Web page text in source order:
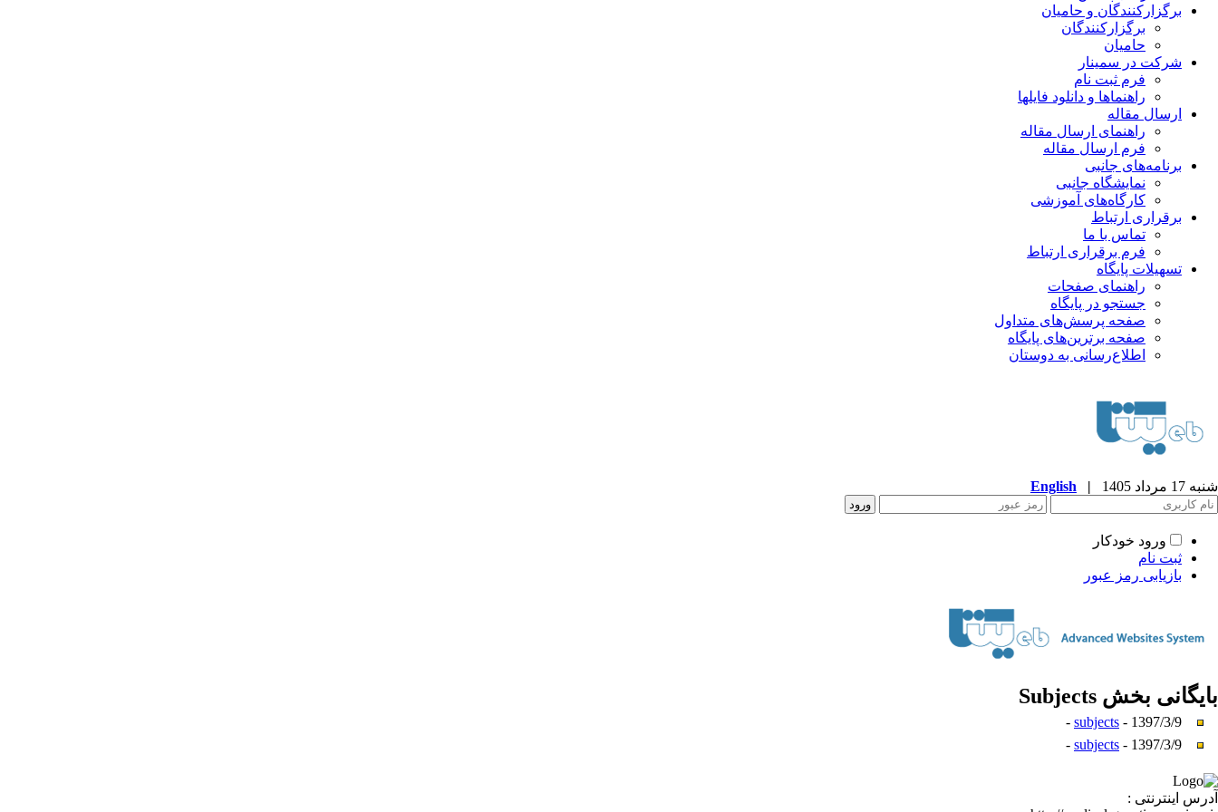
برگزارکنندگان و حامیان
برگزارکنندگان
حامیان
شرکت در سمینار
فرم ثبت نام
راهنماها و دانلود فایلها
ارسال مقاله
راهنمای ارسال مقاله
فرم ارسال مقاله
برنامه‌های جانبی
نمایشگاه جانبی
کارگاه‌های آموزشی
برقراری ارتباط
تماس با ما
فرم برقراری ارتباط
تسهیلات پایگاه
راهنمای صفحات
جستجو در پایگاه
صفحه پرسش‌های متداول
صفحه برترین‌های پایگاه
اطلاع‌رسانی به دوستان
شنبه 17 مرداد 1405 |
English
ورود خودکار
ثبت نام
بازیابی رمز عبور
بایگانی بخش Subjects
subjects - 1397/3/9 -
subjects - 1397/3/9 -
آدرس اینترنتی :